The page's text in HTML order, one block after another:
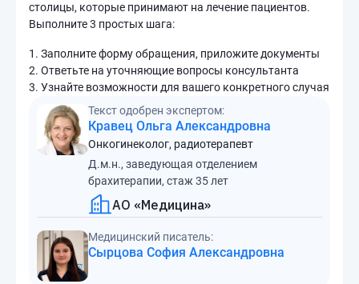
столицы, которые принимают на лечение пациентов.
Выполните 3 простых шага:
1. Заполните форму обращения, приложите документы
2. Ответьте на уточняющие вопросы консультанта
3. Узнайте возможности для вашего конкретного случая
Текст одобрен экспертом:
Кравец Ольга Александровна
Онкогинеколог, радиотерапевт
Д.м.н., заведующая отделением
брахитерапии, стаж 35 лет
АО «Медицина»
Медицинский писатель:
Сырцова София Александровна